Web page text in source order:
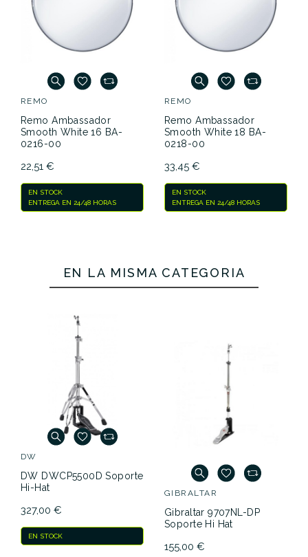
REMO
Remo Ambassador
Smooth White 16 BA-
0216-00
22,51 €
EN STOCK
ENTREGA EN 24/48 HORAS
REMO
Remo Ambassador
Smooth White 18 BA-
0218-00
33,45 €
EN STOCK
ENTREGA EN 24/48 HORAS
EN LA MISMA CATEGORÍA
DW
DW DWCP5500D Soporte
Hi-Hat
327,00 €
EN STOCK
GIBRALTAR
Gibraltar 9707NL-DP
Soporte Hi Hat
155,00 €